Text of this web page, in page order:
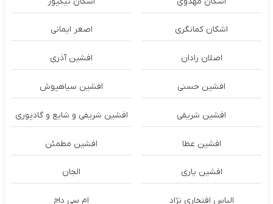
اشکان‌ کمانگری اصغر ایمانی
اصلان رادان افشین آذری
افشین حسنی افشین سیاهپوش
افشین شریفی افشین شریفی و شایع و گادپوری
افشین عطا افشین مطمئن
افشین یاری الجان
الیاس افتخاری نژاد ام سی داج